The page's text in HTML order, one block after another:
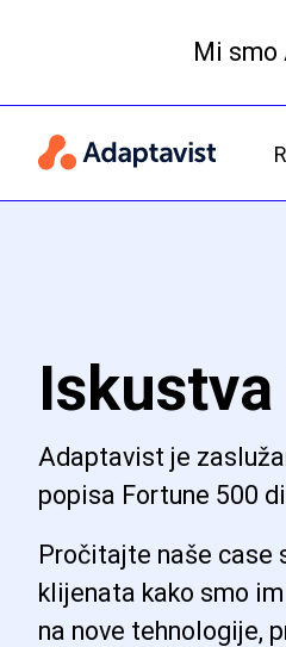
Mi smo
Adaptavist je
popisa Fortune 500
Pročitajte naše case
klijenata kako smo
na nove tehnologije,